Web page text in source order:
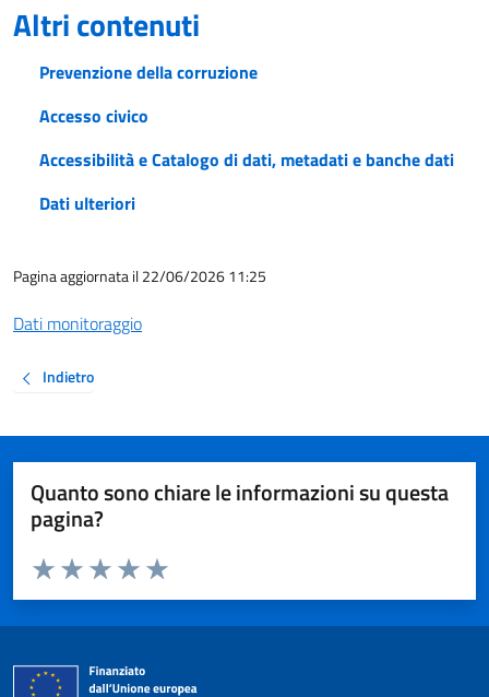
Altri contenuti
Prevenzione della corruzione
Accesso civico
Accessibilità e Catalogo di dati, metadati e banche dati
Dati ulteriori
Pagina aggiornata il 22/06/2026 11:25
Dati monitoraggio
Indietro
Quanto sono chiare le informazioni su questa
pagina?
Valuta da 1 a 5 stelle la pagina
Valuta 5 stelle su 5
Valuta 4 stelle su 5
Valuta 3 stelle su 5
Valuta 2 stelle su 5
Valuta 1 stelle su 5